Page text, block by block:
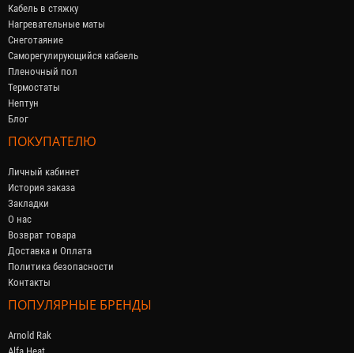
Кабель в стяжку
Нагревательные маты
Снеготаяние
Саморегулирующийся кабaель
Пленочный пол
Термостаты
Нептун
Блог
ПОКУПАТЕЛЮ
Личный кабинет
История заказа
Закладки
О нас
Возврат товара
Доставка и Оплата
Политика безопасности
Контакты
ПОПУЛЯРНЫЕ БРЕНДЫ
Arnold Rak